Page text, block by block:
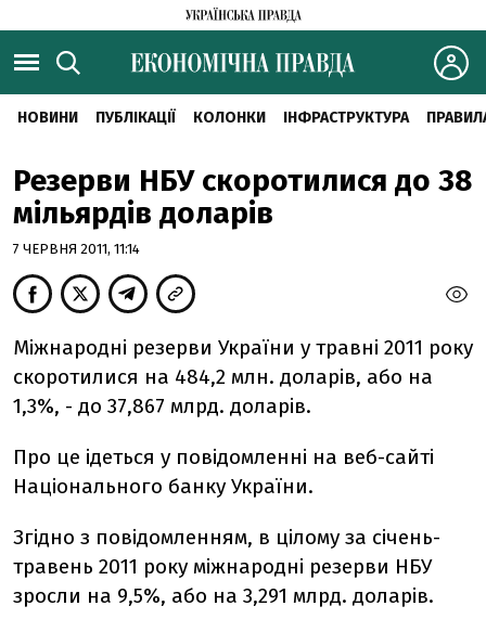
НОВИНИ ПУБЛІКАЦІЇ КОЛОНКИ ІНФРАСТРУКТУРА
Резерви НБУ скоротилися до 38
мільярдів доларів
7 ЧЕРВНЯ 2011, 11:14
Міжнародні резерви України у травні 2011 року
скоротилися на 484,2 млн. доларів, або на
1,3%, - до 37,867 млрд. доларів.
Про це ідеться у повідомленні на веб-сайті
Національного банку України.
Згідно з повідомленням, в цілому за січень-
травень 2011 року міжнародні резерви НБУ
зросли на 9,5%, або на 3,291 млрд. доларів.